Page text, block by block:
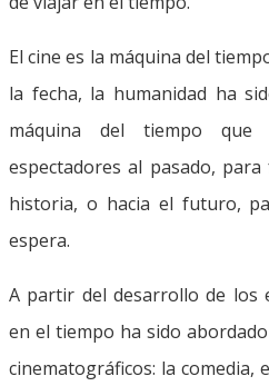
El cine es la máquina del
la fecha, la humanidad ha
máquina del tiempo
espectadores al pasado,
historia, o hacia el futuro,
espera.
A partir del desarrollo de los
en el tiempo ha sido
cinematográficos: la